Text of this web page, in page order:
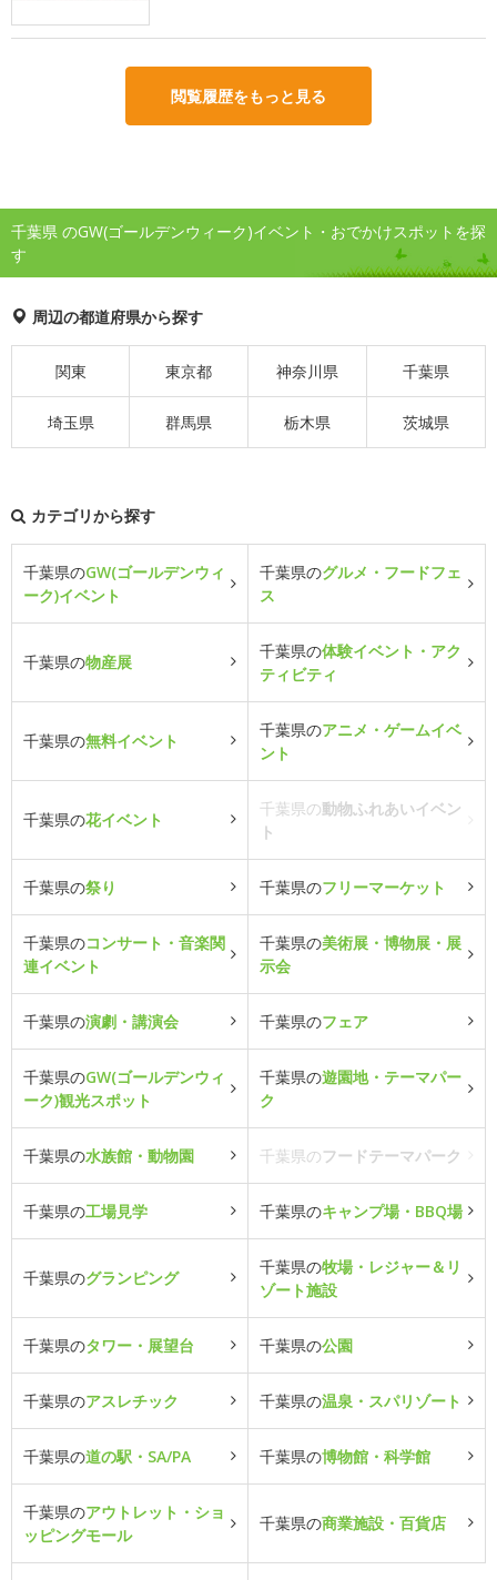
閲覧履歴をもっと見る
千葉県 のGW(ゴールデンウィーク)イベント・おでかけスポットを探
す
周辺の都道府県から探す
関東 東京都 神奈川県 千葉県
埼玉県 群馬県 栃木県 茨城県
カテゴリから探す
千葉県のGW(ゴールデンウィ
ーク)イベント
千葉県のグルメ・フードフェ
ス
千葉県の物産展
千葉県の体験イベント・アク
ティビティ
千葉県の無料イベント
千葉県のアニメ・ゲームイベ
ント
千葉県の花イベント
千葉県の動物ふれあいイベン
ト
千葉県の祭り 千葉県のフリーマーケット
千葉県のコンサート・音楽関
連イベント
千葉県の美術展・博物展・展
示会
千葉県の演劇・講演会 千葉県のフェア
千葉県のGW(ゴールデンウィ
ーク)観光スポット
千葉県の遊園地・テーマパー
ク
千葉県の水族館・動物園 千葉県のフードテーマパーク
千葉県の工場見学 千葉県のキャンプ場・BBQ場
千葉県のグランピング
千葉県の牧場・レジャー＆リ
ゾート施設
千葉県のタワー・展望台 千葉県の公園
千葉県のアスレチック 千葉県の温泉・スパリゾート
千葉県の道の駅・SA/PA 千葉県の博物館・科学館
千葉県のアウトレット・ショ
ッピングモール
千葉県の商業施設・百貨店